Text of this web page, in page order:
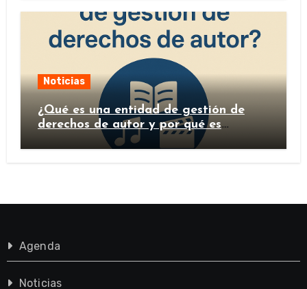
Noticias
¿Qué es una entidad de gestión de
derechos de autor y por qué es
importante?
Agenda
Noticias